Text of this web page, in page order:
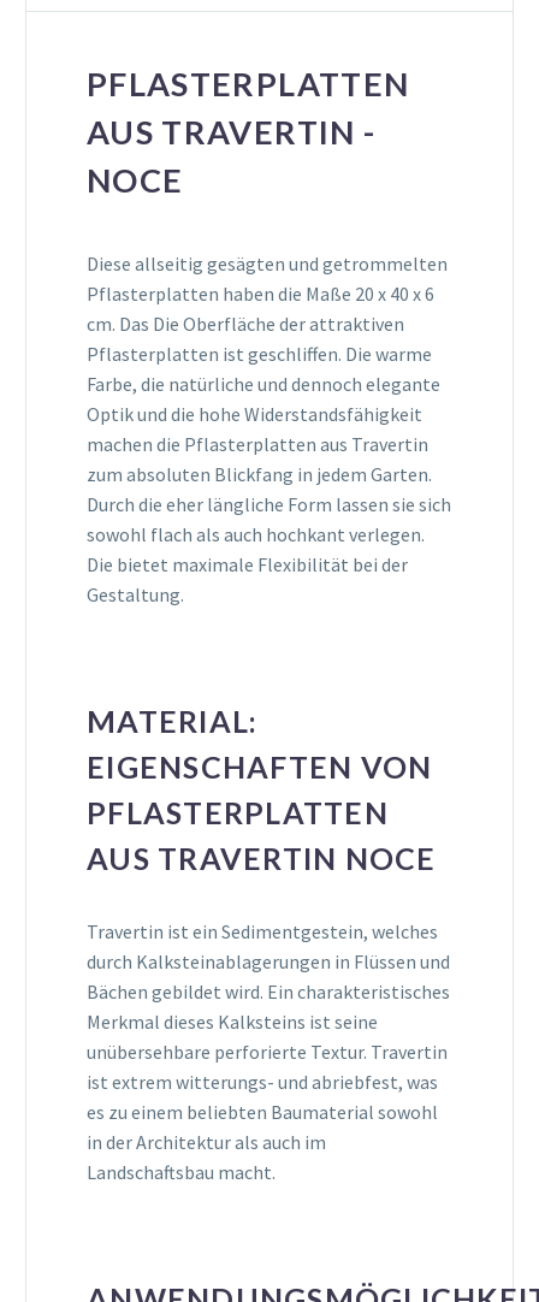
PFLASTERPLATTEN
AUS TRAVERTIN -
NOCE
Diese allseitig gesägten und getrommelten
Pflasterplatten haben die Maße 20 x 40 x 6
cm. Das Die Oberfläche der attraktiven
Pflasterplatten ist geschliffen. Die warme
Farbe, die natürliche und dennoch elegante
Optik und die hohe Widerstandsfähigkeit
machen die Pflasterplatten aus Travertin
zum absoluten Blickfang in jedem Garten.
Durch die eher längliche Form lassen sie sich
sowohl flach als auch hochkant verlegen.
Die bietet maximale Flexibilität bei der
Gestaltung.
MATERIAL:
EIGENSCHAFTEN VON
PFLASTERPLATTEN
AUS TRAVERTIN NOCE
Travertin ist ein Sedimentgestein, welches
durch Kalksteinablagerungen in Flüssen und
Bächen gebildet wird. Ein charakteristisches
Merkmal dieses Kalksteins ist seine
unübersehbare perforierte Textur. Travertin
ist extrem witterungs- und abriebfest, was
es zu einem beliebten Baumaterial sowohl
in der Architektur als auch im
Landschaftsbau macht.